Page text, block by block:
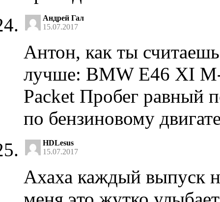
Андрей Гал
15.07.2017
Антон, как ты
лучше: BMW E46 XI
Packet Пробег равный
по бензиновому
HDLesus
15.07.2017
Ахаха каждый выпуск